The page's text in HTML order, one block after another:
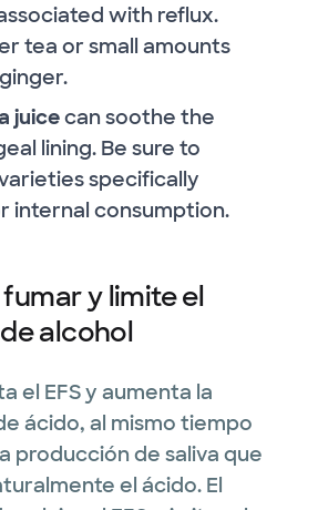
with reflux.
tea or small amounts
juicecan soothe the
lining. Be sure to
specifically
internal consumption.
fumar y limite el
alcohol
el EFS y aumenta la
ácido, al mismo tiempo
producción de saliva que
el ácido. El